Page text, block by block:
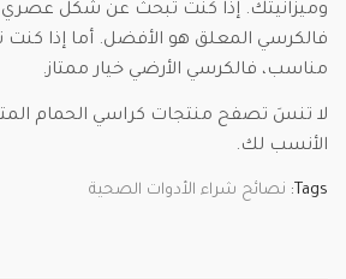
وميزانيتك. إذا كنت تبحث عن شكل
فالكرسي المعلق هو الأفضل. أما إذا
مناسب، فالكرسي الأرضي خيار ممتاز.
لا تنسَ تصفح منتجات كراسي الحمام
الأنسب لك.
Tags: نصائح شراء الأدوات الصحية